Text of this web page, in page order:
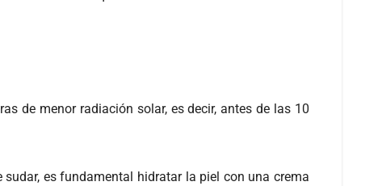
de menor radiación solar, es decir, antes de las 10
es fundamental hidratar la piel con una crema